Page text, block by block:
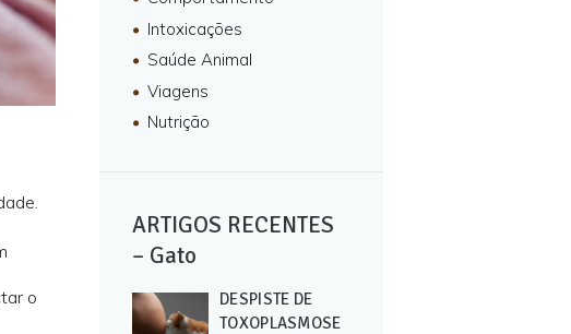
o
Intoxicações
Saúde Animal
Viagens
Nutrição
ARTIGOS RECENTES
– Gato
DESPISTE DE
TOXOPLASMOSE